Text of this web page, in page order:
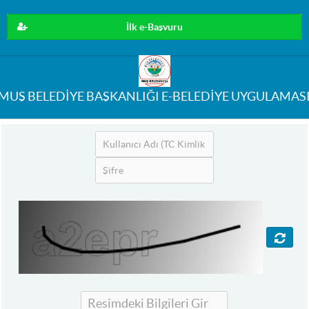
İlk e-Başvuru
BELEDİYE BAŞKANLIĞI E-BELEDİYE UYGULAMASI